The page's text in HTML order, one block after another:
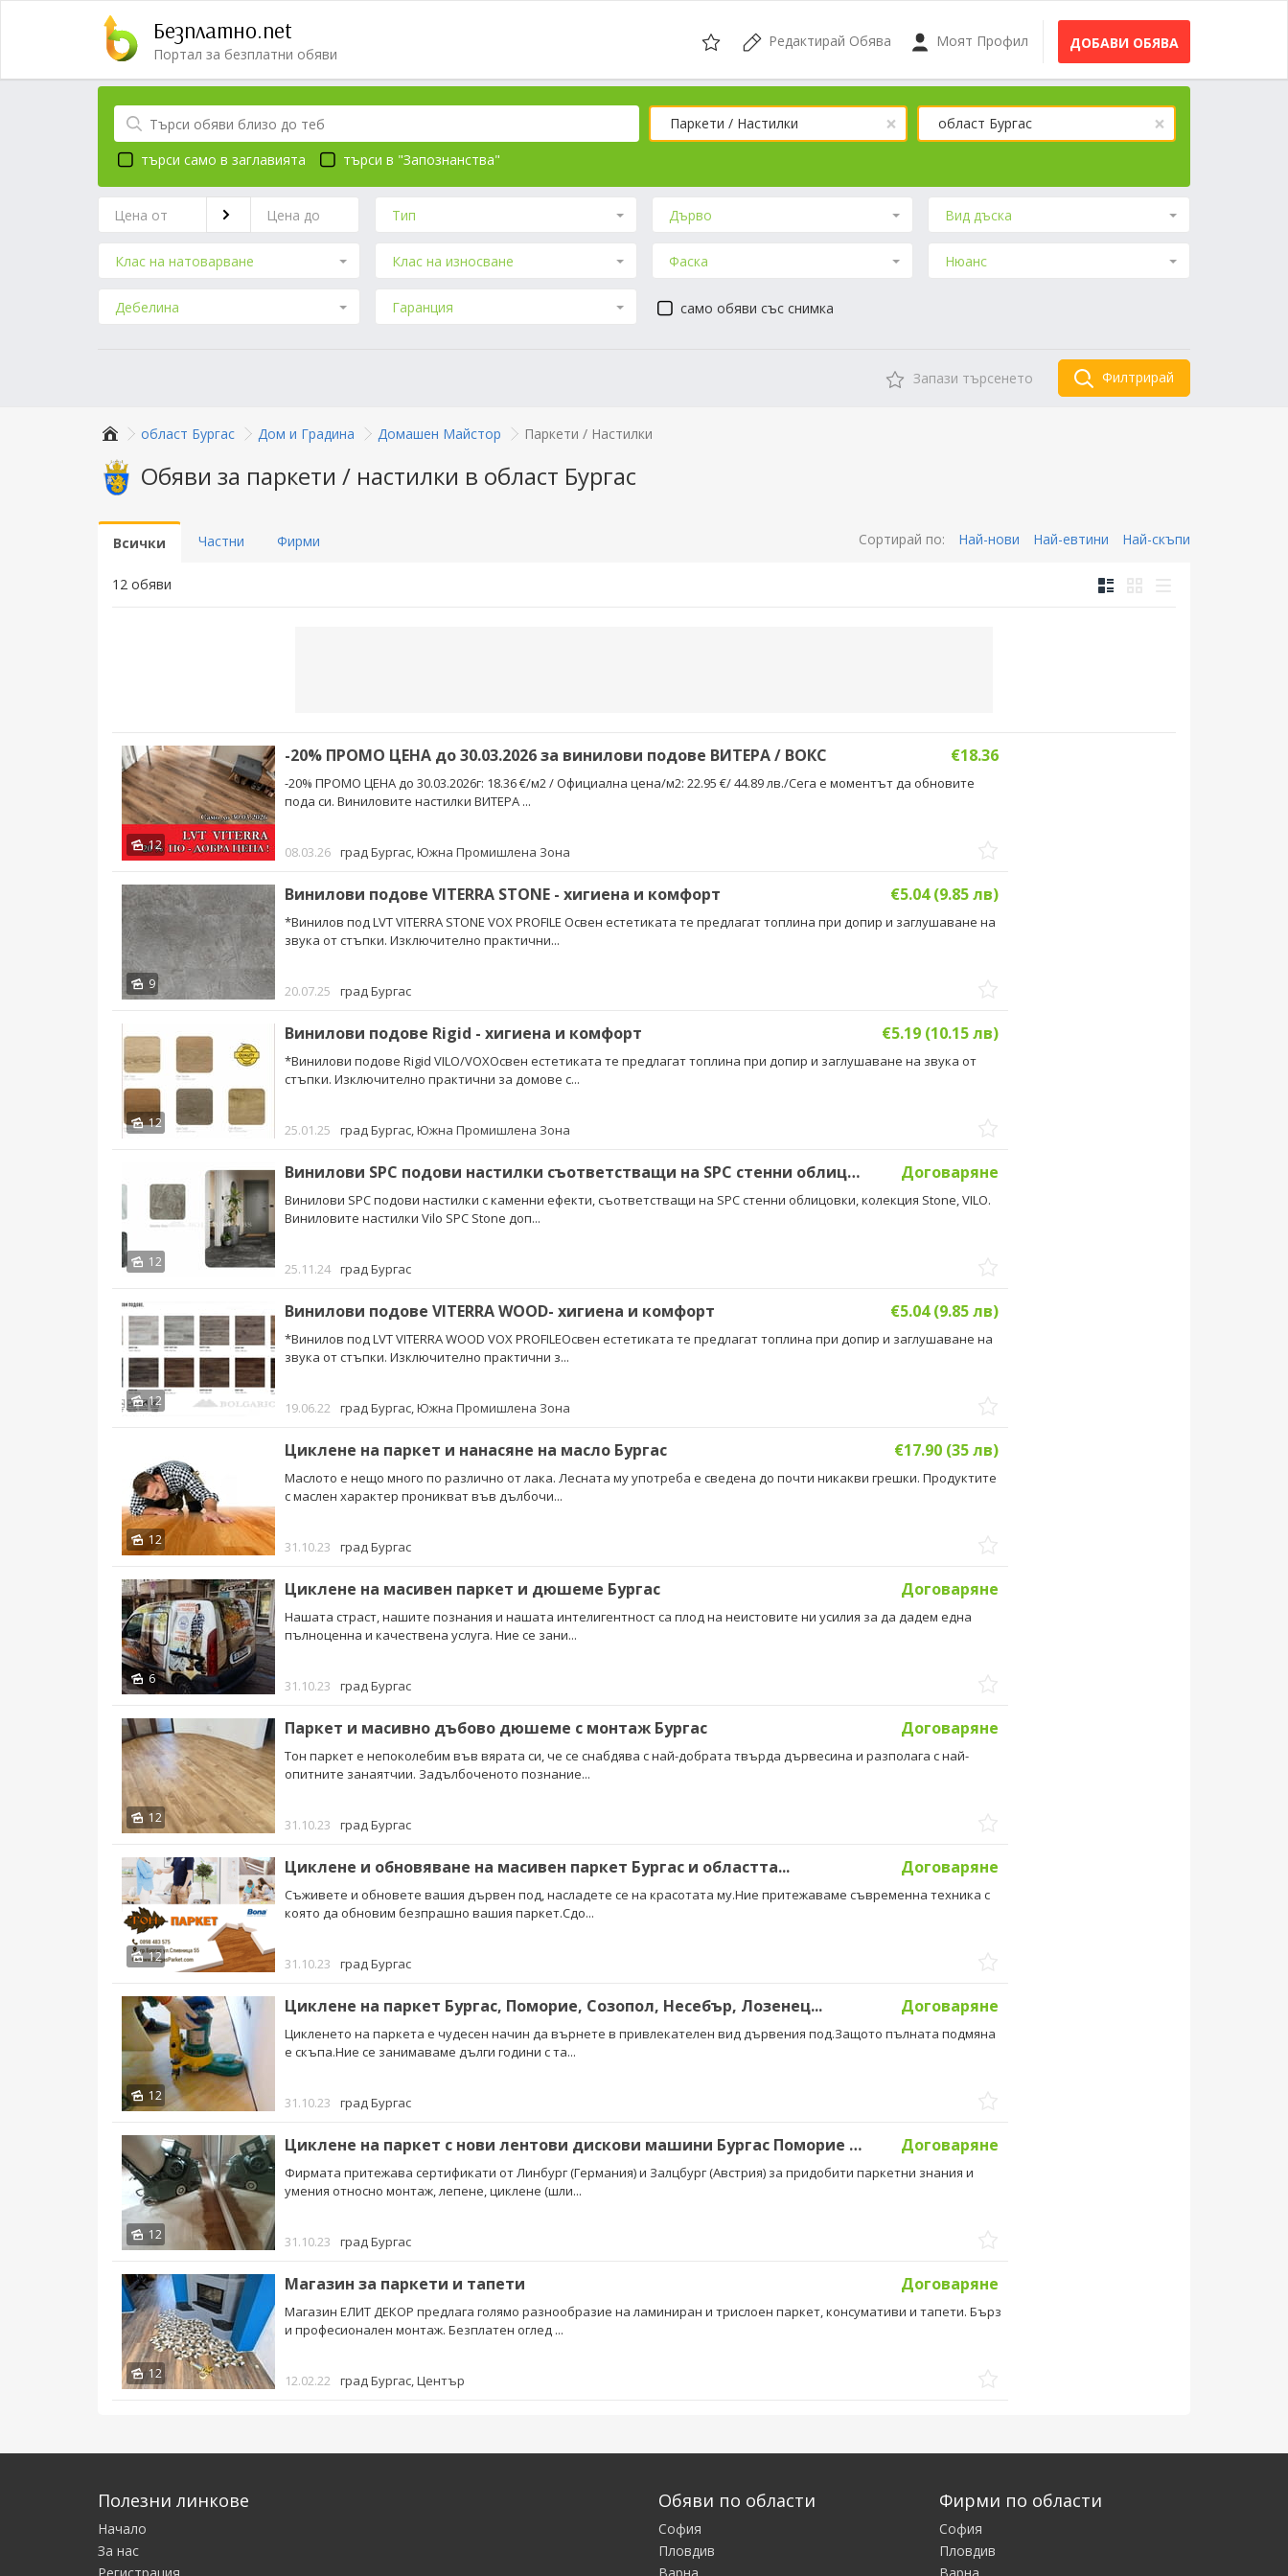
Безплатно.net
Портал за безплатни обяви
Редактирай Обява Моят Профил ДОБАВИ ОБЯВА
×
Паркети / Настилки ×
област Бургас
търси само в заглавията
търси в "Запознанства"
Тип Дърво Вид дъска
Клас на натоварване Клас на износване Фаска Нюанс
Дебелина Гаранция само обяви със снимка
Запази търсенето Филтрирай
област Бургас Дом и Градина Домашен Майстор Паркети / Настилки
Обяви за паркети / настилки в област Бургас
Сортирай по: Най-нови Най-евтини Най-скъпи
Всички Частни Фирми
12 обяви
12
-20% ПРОМО ЦЕНА до 30.03.2026 за винилови подове ВИТЕРА / ВОКС €18.36
-20% ПРОМО ЦЕНА до 30.03.2026г: 18.36 €/м2 / Официална цена/м2: 22.95 €/ 44.89 лв./Сега е моментът да обновите
пода си. Виниловите настилки ВИТЕРА ...
08.03.26 град Бургас, Южна Промишлена Зона
9
Винилови подове VITERRA STONE - хигиена и комфорт €5.04 (9.85 лв)
*Винилов под LVT VITERRA STONE VOX PROFILE Освен естетиката те предлагат топлина при допир и заглушаване на
звука от стъпки. Изключително практични...
20.07.25 град Бургас
12
Винилови подове Rigid - хигиена и комфорт €5.19 (10.15 лв)
*Винилови подове Rigid VILO/VOXОсвен естетиката те предлагат топлина при допир и заглушаване на звука от
стъпки. Изключително практични за домове с...
25.01.25 град Бургас, Южна Промишлена Зона
12
Винилови SPC подови настилки съответстващи на SPC стенни облицовки... Договаряне
Винилови SPC подови настилки с каменни ефекти, съответстващи на SPC стенни облицовки, колекция Stone, VILO.
Виниловите настилки Vilo SPC Stone доп...
25.11.24 град Бургас
12
Винилови подове VITERRA WOOD- хигиена и комфорт €5.04 (9.85 лв)
*Винилов под LVT VITERRA WOOD VOX PROFILEОсвен естетиката те предлагат топлина при допир и заглушаване на
звука от стъпки. Изключително практични з...
19.06.22 град Бургас, Южна Промишлена Зона
12
Циклене на паркет и нанасяне на масло Бургас €17.90 (35 лв)
Маслото е нещо много по различно от лака. Лесната му употреба е сведена до почти никакви грешки. Продуктите
с маслен характер проникват във дълбочи...
31.10.23 град Бургас
6
Циклене на масивен паркет и дюшеме Бургас Договаряне
Нашата страст, нашите познания и нашата интелигентност са плод на неистовите ни усилия за да дадем една
пълноценна и качествена услуга. Ние се зани...
31.10.23 град Бургас
12
Паркет и масивно дъбово дюшеме с монтаж Бургас Договаряне
Тон паркет е непоколебим във вярата си, че се снабдява с най-добрата твърда дървесина и разполага с най-
опитните занаятчии. Задълбоченото познание...
31.10.23 град Бургас
12
Циклене и обновяване на масивен паркет Бургас и областта... Договаряне
Съживете и обновете вашия дървен под, насладете се на красотата му.Ние притежаваме съвременна техника с
която да обновим безпрашно вашия паркет.Сдо...
31.10.23 град Бургас
12
Циклене на паркет Бургас, Поморие, Созопол, Несебър, Лозенец... Договаряне
Цикленето на паркета е чудесен начин да върнете в привлекателен вид дървения под.Защото пълната подмяна
е скъпа.Ние се занимаваме дълги години с та...
31.10.23 град Бургас
12
Циклене на паркет с нови лентови дискови машини Бургас Поморие Созопол... Договаряне
Фирмата притежава сертификати от Линбург (Германия) и Залцбург (Австрия) за придобити паркетни знания и
умения относно монтаж, лепене, циклене (шли...
31.10.23 град Бургас
12
Магазин за паркети и тапети Договаряне
Магазин ЕЛИТ ДЕКОР предлага голямо разнообразие на ламиниран и трислоен паркет, консумативи и тапети. Бърз
и професионален монтаж. Безплатен оглед ...
12.02.22 град Бургас, Център
Полезни линкове
Начало
За нас
Обяви по области
София
Пловдив
Фирми по области
София
Пловдив